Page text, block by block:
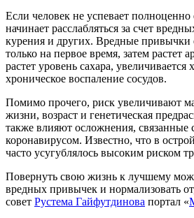
Если человек не успевает полноценно
начинает расслабляться за счет
курения и других. Вредные
только на первое время, затем растет
растет уровень сахара, увеличивается
хроническое воспаление сосудов.
Помимо прочего, риск увеличивают
жизни, возраст и генетическая
также влияют осложнения, связанные
коронавирусом. Известно, что в
часто усугублялось высоким риском
Повернуть свою жизнь к лучшему
вредных привычек и нормализовать
совет Рустема Гайфутдинова портал «